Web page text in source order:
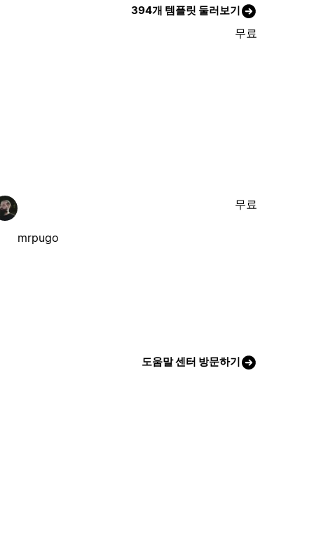
394개 템플릿 둘러보기
무료
mrpugo
무료
도움말 센터 방문하기